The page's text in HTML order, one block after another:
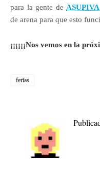
para la gente de ASUPIVA
de arena para que esto
¡¡¡¡¡¡Nos vemos en la
ferias